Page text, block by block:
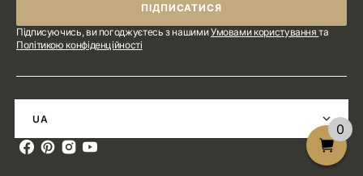
ПІДПИСАТИСЯ
ПІДПИСАТИСЯ
Підписуючись, ви погоджуєтесь з нашимиУмовами користуваннята
Політикою конфіденційності
UA
Facebook
PinterestInstagram
YouTube
0